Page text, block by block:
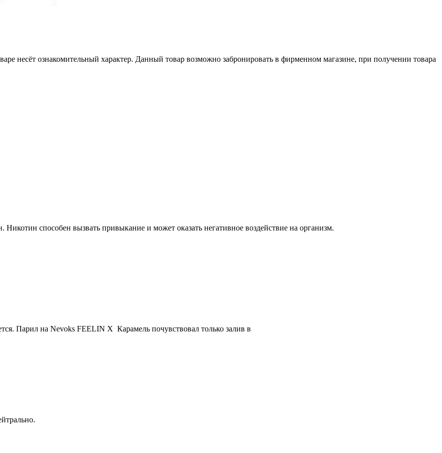
несёт ознакомительный характер. Данный товар возможно забронировать в фирменном магазине, при получении товара
способен вызвать привыкание и может оказать негативное воздействие на организм.
Парил на Nevoks FEELIN X Карамель почувствовал только залив в